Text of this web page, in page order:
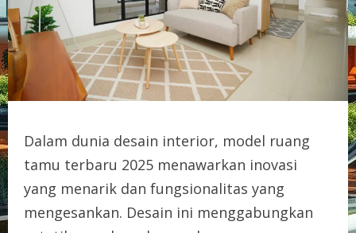
Dalam dunia desain interior, model ruang
tamu terbaru 2025 menawarkan inovasi
yang menarik dan fungsionalitas yang
mengesankan. Desain ini menggabungkan